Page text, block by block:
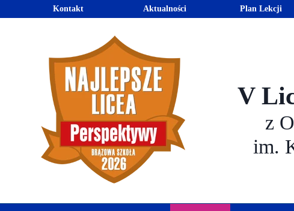
V
z
im.
Plan Lekcji
Aktualności
Kontakt